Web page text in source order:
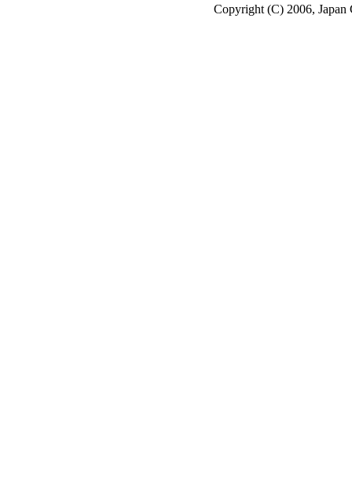
Copyright (C) 2006, Japan